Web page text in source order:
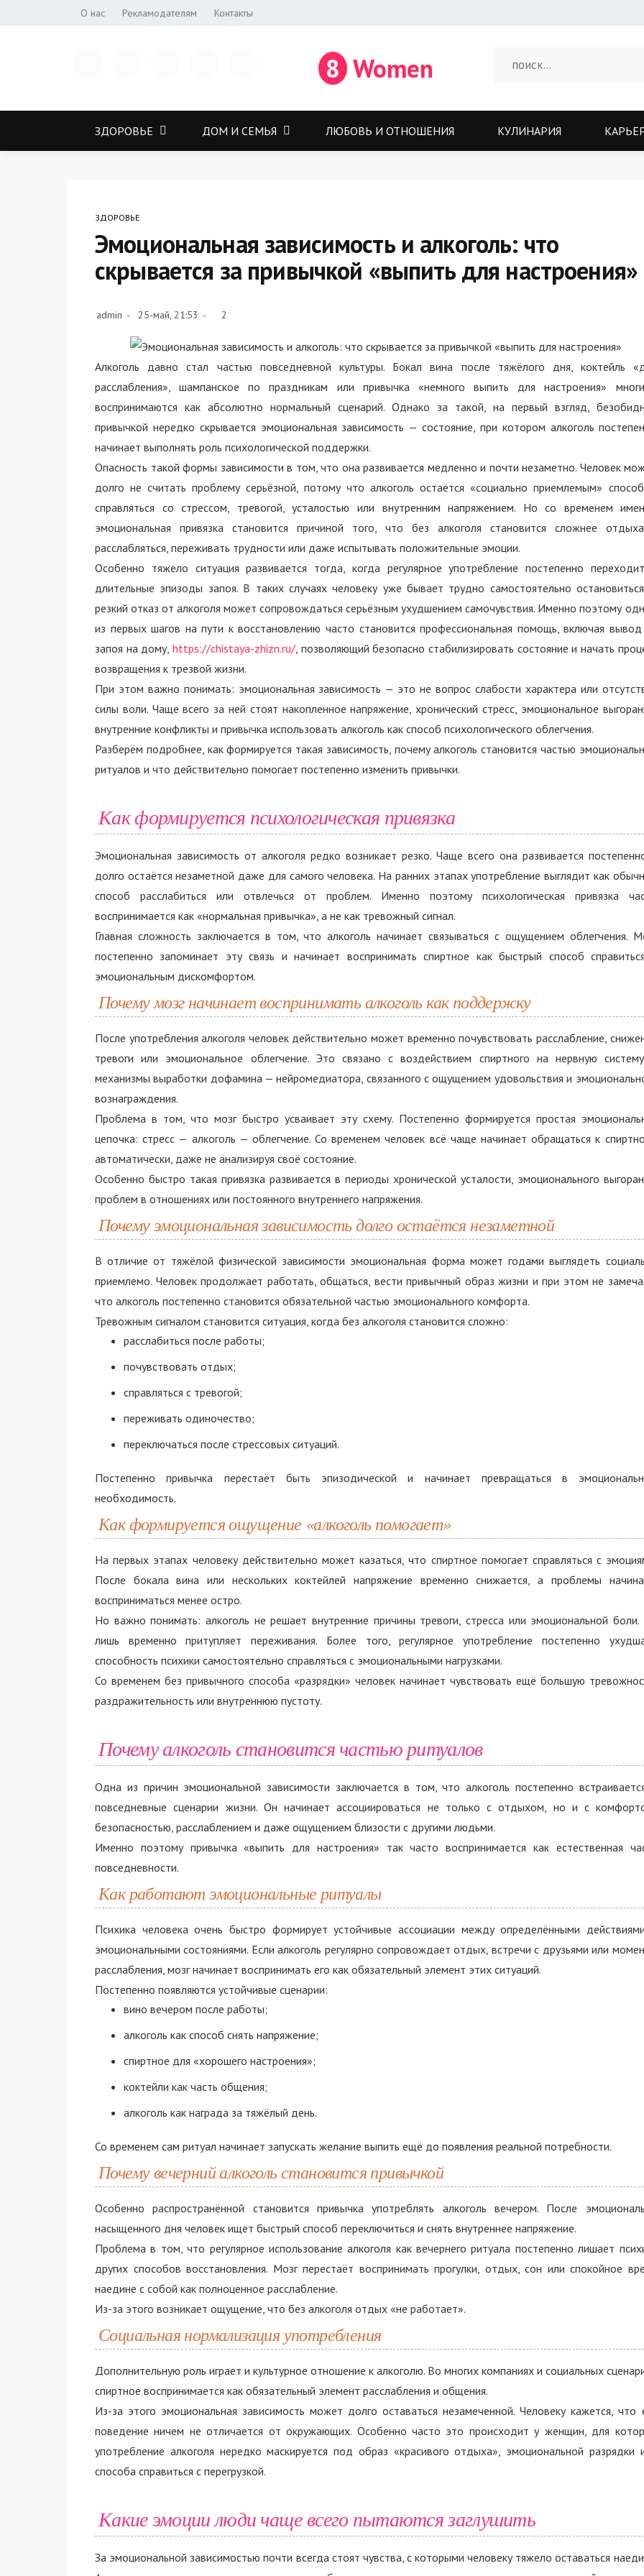
О нас Рекламодателям Контакты
8 Women
ЗДОРОВЬЕ ДОМ И СЕМЬЯ ЛЮБОВЬ И ОТНОШЕНИЯ КУЛИНАРИЯ
ЗДОРОВЬЕ
Эмоциональная зависимость и алкоголь: что
скрывается за привычкой «выпить для настроения»
admin 25-май, 21:53 2
Алкоголь давно стал частью повседневной культуры. Бокал вина после тяжёлого дня, коктейль
расслабления», шампанское по праздникам или привычка «немного выпить для настроения»
воспринимаются как абсолютно нормальный сценарий. Однако за такой, на первый взгляд,
привычкой нередко скрывается эмоциональная зависимость — состояние, при котором алкоголь
начинает выполнять роль психологической поддержки.
Опасность такой формы зависимости в том, что она развивается медленно и почти незаметно. Человек
долго не считать проблему серьёзной, потому что алкоголь остаётся «социально приемлемым»
справляться со стрессом, тревогой, усталостью или внутренним напряжением. Но со временем
эмоциональная привязка становится причиной того, что без алкоголя становится сложнее
расслабляться, переживать трудности или даже испытывать положительные эмоции.
Особенно тяжело ситуация развивается тогда, когда регулярное употребление постепенно
длительные эпизоды запоя. В таких случаях человеку уже бывает трудно самостоятельно
резкий отказ от алкоголя может сопровождаться серьёзным ухудшением самочувствия. Именно поэтому
из первых шагов на пути к восстановлению часто становится профессиональная помощь, включая вывод
запоя на дому, https://chistaya-zhizn.ru/, позволяющий безопасно стабилизировать состояние и начать
возвращения к трезвой жизни.
При этом важно понимать: эмоциональная зависимость — это не вопрос слабости характера или
силы воли. Чаще всего за ней стоят накопленное напряжение, хронический стресс, эмоциональное
внутренние конфликты и привычка использовать алкоголь как способ психологического облегчения.
Разберём подробнее, как формируется такая зависимость, почему алкоголь становится частью
ритуалов и что действительно помогает постепенно изменить привычки.
Как формируется психологическая привязка
Эмоциональная зависимость от алкоголя редко возникает резко. Чаще всего она развивается
долго остаётся незаметной даже для самого человека. На ранних этапах употребление выглядит как
способ расслабиться или отвлечься от проблем. Именно поэтому психологическая привязка
воспринимается как «нормальная привычка», а не как тревожный сигнал.
Главная сложность заключается в том, что алкоголь начинает связываться с ощущением облегчения.
постепенно запоминает эту связь и начинает воспринимать спиртное как быстрый способ
эмоциональным дискомфортом.
Почему мозг начинает воспринимать алкоголь как поддержку
После употребления алкоголя человек действительно может временно почувствовать расслабление,
тревоги или эмоциональное облегчение. Это связано с воздействием спиртного на нервную
механизмы выработки дофамина — нейромедиатора, связанного с ощущением удовольствия и
вознаграждения.
Проблема в том, что мозг быстро усваивает эту схему. Постепенно формируется простая
цепочка: стресс — алкоголь — облегчение. Со временем человек всё чаще начинает обращаться к
автоматически, даже не анализируя своё состояние.
Особенно быстро такая привязка развивается в периоды хронической усталости, эмоционального
проблем в отношениях или постоянного внутреннего напряжения.
Почему эмоциональная зависимость долго остаётся незаметной
В отличие от тяжёлой физической зависимости эмоциональная форма может годами выглядеть
приемлемо. Человек продолжает работать, общаться, вести привычный образ жизни и при этом не
что алкоголь постепенно становится обязательной частью эмоционального комфорта.
Тревожным сигналом становится ситуация, когда без алкоголя становится сложно:
расслабиться после работы;
почувствовать отдых;
справляться с тревогой;
переживать одиночество;
переключаться после стрессовых ситуаций.
Постепенно привычка перестаёт быть эпизодической и начинает превращаться в
необходимость.
Как формируется ощущение «алкоголь помогает»
На первых этапах человеку действительно может казаться, что спиртное помогает справляться с
После бокала вина или нескольких коктейлей напряжение временно снижается, а проблемы
восприниматься менее остро.
Но важно понимать: алкоголь не решает внутренние причины тревоги, стресса или эмоциональной
лишь временно притупляет переживания. Более того, регулярное употребление постепенно
способность психики самостоятельно справляться с эмоциональными нагрузками.
Со временем без привычного способа «разрядки» человек начинает чувствовать ещё большую
раздражительность или внутреннюю пустоту.
Почему алкоголь становится частью ритуалов
Одна из причин эмоциональной зависимости заключается в том, что алкоголь постепенно
повседневные сценарии жизни. Он начинает ассоциироваться не только с отдыхом, но и с
безопасностью, расслаблением и даже ощущением близости с другими людьми.
Именно поэтому привычка «выпить для настроения» так часто воспринимается как естественная
повседневности.
Как работают эмоциональные ритуалы
Психика человека очень быстро формирует устойчивые ассоциации между определёнными
эмоциональными состояниями. Если алкоголь регулярно сопровождает отдых, встречи с друзьями или
расслабления, мозг начинает воспринимать его как обязательный элемент этих ситуаций.
Постепенно появляются устойчивые сценарии:
вино вечером после работы;
алкоголь как способ снять напряжение;
спиртное для «хорошего настроения»;
коктейли как часть общения;
алкоголь как награда за тяжёлый день.
Со временем сам ритуал начинает запускать желание выпить ещё до появления реальной потребности.
Почему вечерний алкоголь становится привычкой
Особенно распространённой становится привычка употреблять алкоголь вечером. После
насыщенного дня человек ищет быстрый способ переключиться и снять внутреннее напряжение.
Проблема в том, что регулярное использование алкоголя как вечернего ритуала постепенно лишает
других способов восстановления. Мозг перестаёт воспринимать прогулки, отдых, сон или спокойное
наедине с собой как полноценное расслабление.
Из-за этого возникает ощущение, что без алкоголя отдых «не работает».
Социальная нормализация употребления
Дополнительную роль играет и культурное отношение к алкоголю. Во многих компаниях и социальных
спиртное воспринимается как обязательный элемент расслабления и общения.
Из-за этого эмоциональная зависимость может долго оставаться незамеченной. Человеку кажется, что
поведение ничем не отличается от окружающих. Особенно часто это происходит у женщин, для
употребление алкоголя нередко маскируется под образ «красивого отдыха», эмоциональной разрядки
способа справиться с перегрузкой.
Какие эмоции люди чаще всего пытаются заглушить
За эмоциональной зависимостью почти всегда стоят чувства, с которыми человеку тяжело оставаться